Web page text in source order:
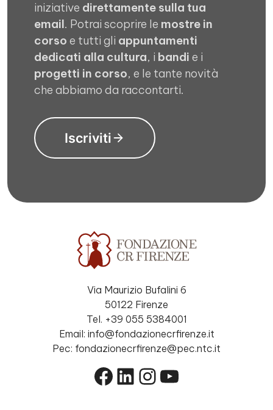
iniziative direttamente sulla tua
email. Potrai scoprire le mostre in
corso e tutti gli appuntamenti
dedicati alla cultura, i bandi e i
progetti in corso, e le tante novità
che abbiamo da raccontarti.
Iscriviti
Via Maurizio Bufalini 6
50122 Firenze
Tel. +39 055 5384001
Email: info@fondazionecrfirenze.it
Pec: fondazionecrfirenze@pec.ntc.it
Facebook
LinkedIn
Instagram
YouTube